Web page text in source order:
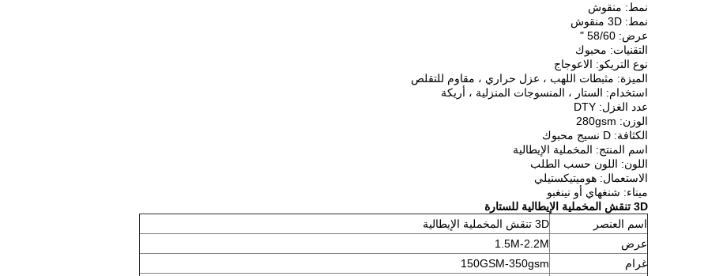
نمط: منقوش
نمط: 3D منقوش
عرض: 58/60 "
التقنيات: محبوك
نوع التريكو: الاعوجاج
الميزة: مثبطات اللهب ، عزل حراري ، مقاوم للتقلص
استخدام: الستار ، المنسوجات المنزلية ، أريكة
عدد الغزل: DTY
الوزن: 280gsm
الكثافة: D نسيج محبوك
اسم المنتج: المخملية الإيطالية
اللون: اللون حسب الطلب
الاستعمال: هوميتيكستيلي
ميناء: شنغهاي أو نينغبو
3D تنقش المخملية الإيطالية للستارة
اسم العنصر
3D تنقش المخملية الإيطالية
عرض
1.5M-2.2M
غرام
150GSM-350gsm